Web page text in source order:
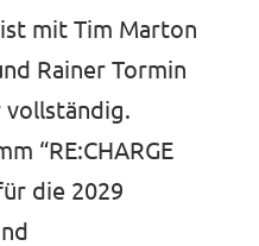
mit Tim Marton
Rainer Tormin
vollständig.
“RE:CHARGE
die 2029